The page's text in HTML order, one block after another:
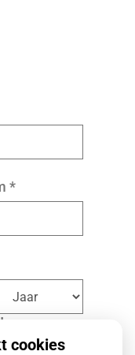
*
Jaar
cookies